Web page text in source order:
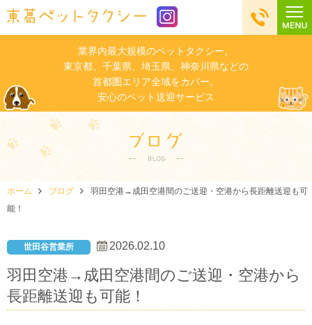
業界内最大規模のペットタクシー。
東京都、千葉県、埼玉県、神奈川県などの
首都圏エリア全域をカバー。
安心のペット送迎サービス
ホーム ブログ
羽田空港→成田空港間のご送迎・空港から長距離送迎も可
能！
世田谷営業所 2026.02.10
羽田空港→成田空港間のご送迎・空港から
長距離送迎も可能！